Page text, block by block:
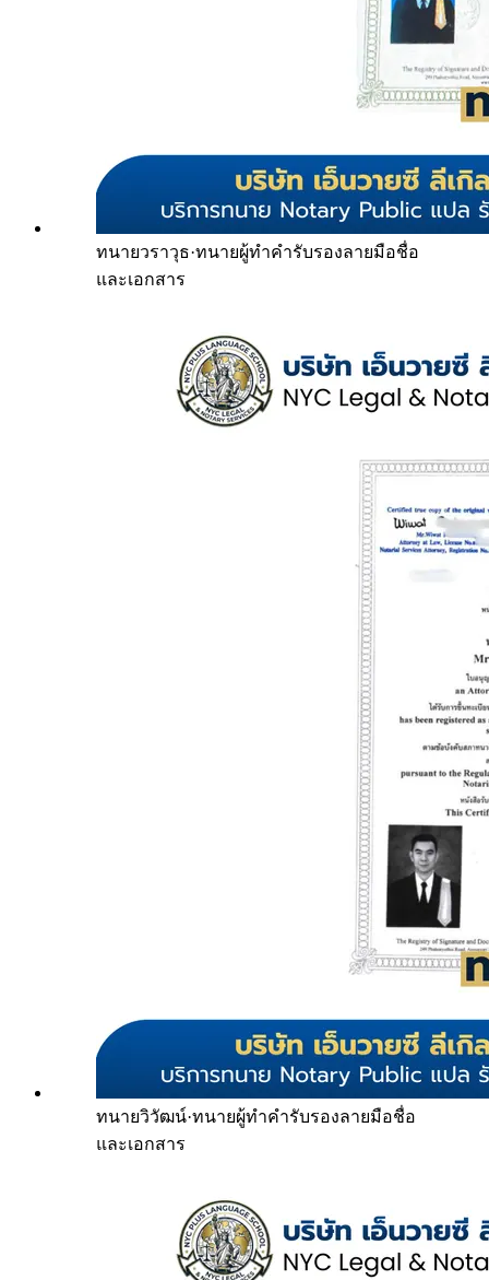
ทนายวราวุธ·ทนายผู้ทำคำรับรองลายมือชื่อ
และเอกสาร
ทนายวิวัฒน์·ทนายผู้ทำคำรับรองลายมือชื่อ
และเอกสาร